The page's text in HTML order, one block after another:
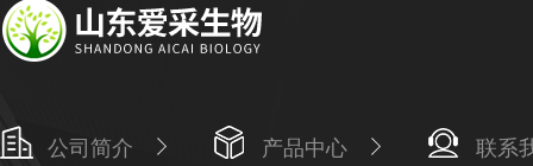
公司简介 产品中心 联系